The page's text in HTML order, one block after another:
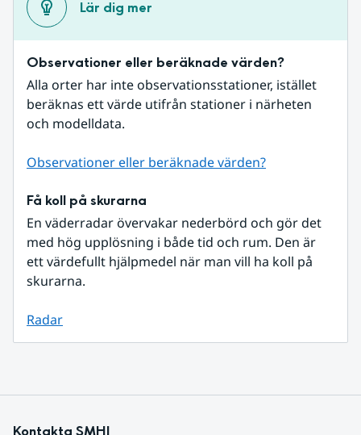
Lär dig mer
Observationer eller beräknade värden?
Alla orter har inte observationsstationer, istället
beräknas ett värde utifrån stationer i närheten
och modelldata.
Observationer eller beräknade värden?
Få koll på skurarna
En väderradar övervakar nederbörd och gör det
med hög upplösning i både tid och rum. Den är
ett värdefullt hjälpmedel när man vill ha koll på
skurarna.
Radar